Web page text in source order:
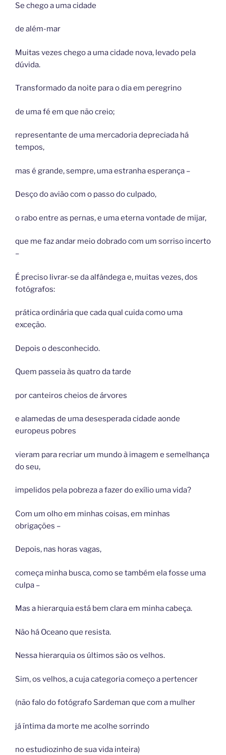
Se chego a uma cidade
de além-mar
Muitas vezes chego a uma cidade nova, levado pela
dúvida.
Transformado da noite para o dia em peregrino
de uma fé em que não creio;
representante de uma mercadoria depreciada há
tempos,
mas é grande, sempre, uma estranha esperança –
Desço do avião com o passo do culpado,
o rabo entre as pernas, e uma eterna vontade de mijar,
que me faz andar meio dobrado com um sorriso incerto
–
É preciso livrar-se da alfândega e, muitas vezes, dos
fotógrafos:
prática ordinária que cada qual cuida como uma
exceção.
Depois o desconhecido.
Quem passeia às quatro da tarde
por canteiros cheios de árvores
e alamedas de uma desesperada cidade aonde
europeus pobres
vieram para recriar um mundo à imagem e semelhança
do seu,
impelidos pela pobreza a fazer do exílio uma vida?
Com um olho em minhas coisas, em minhas
obrigações –
Depois, nas horas vagas,
começa minha busca, como se também ela fosse uma
culpa –
Mas a hierarquia está bem clara em minha cabeça.
Não há Oceano que resista.
Nessa hierarquia os últimos são os velhos.
Sim, os velhos, a cuja categoria começo a pertencer
(não falo do fotógrafo Sardeman que com a mulher
já íntima da morte me acolhe sorrindo
no estudiozinho de sua vida inteira)